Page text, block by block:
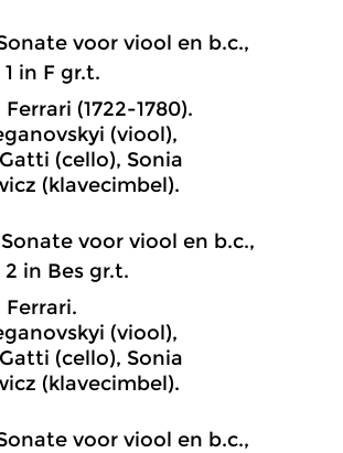
voor viool en b.c.,
in F gr.t.
(1722-1780).
(viool),
(cello), Sonia
(klavecimbel).
voor viool en b.c.,
in Bes gr.t.
(viool),
(cello), Sonia
(klavecimbel).
voor viool en b.c.,